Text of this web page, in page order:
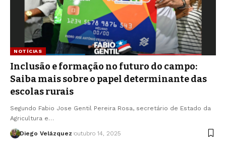
NOTÍCIAS
Inclusão e formação no futuro do campo:
Saiba mais sobre o papel determinante das
escolas rurais
Segundo Fabio Jose Gentil Pereira Rosa, secretário de Estado da
Agricultura e…
Diego Velázquez outubro 14, 2025